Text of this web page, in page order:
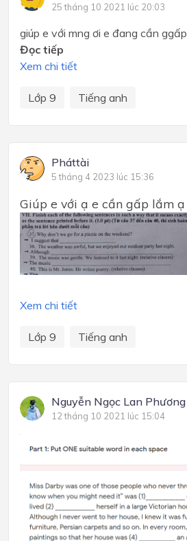
25 tháng 10 2021 lúc 20:03
giúp e với mng ơi e đang cần ggấp
Đọc tiếp
Xem chi tiết
Lớp 9 Tiếng anh
Pháttài
5 tháng 4 2023 lúc 15:36
Giúp e với ạ e cần gấp lắm ạ
Xem chi tiết
Lớp 9 Tiếng anh
Nguyễn Ngọc Lan Phương
12 tháng 10 2021 lúc 15:04